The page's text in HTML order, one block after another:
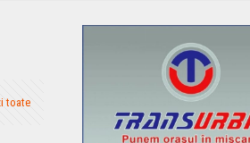
toate